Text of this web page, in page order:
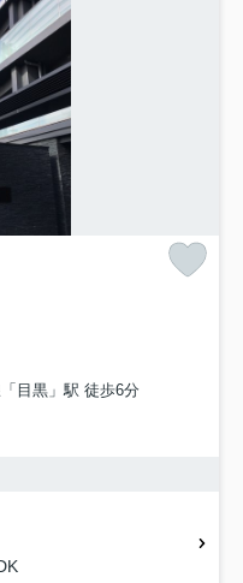
目黒」駅 徒歩6分